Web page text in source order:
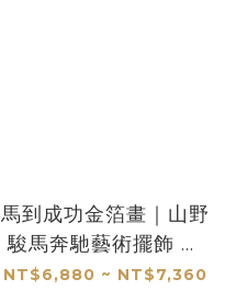
馬到成功金箔畫｜山野
駿馬奔馳藝術擺飾 企
業開業升遷吉祥送禮推
NT$6,880 ~ NT$7,360